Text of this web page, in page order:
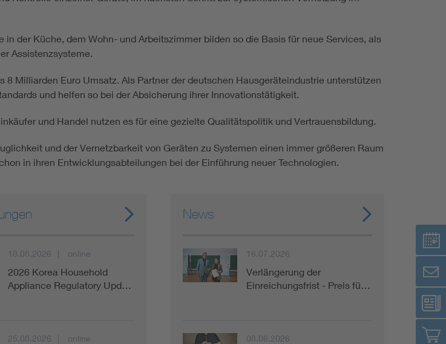
Environmental Protection
in der Küche, dem Wohn- und Arbeitszimmer bilden so die Basis für neue Services, als
Assistenzsysteme.
Milliarden Euro Umsatz. Als Partner der deutschen Hausgeräteindustrie unterstützen
und helfen so bei der Absicherung ihrer Innovationstätigkeit.
und Handel nutzen es für eine gezielte Qualitätspolitik und Vertrauensbildung.
und der Vernetzbarkeit von Geräten zu Systemen einen immer größeren Raum
in ihren Entwicklungsabteilungen bei der Einführung neuer Technologien.
18.08.2026 online
2026 Korea Household
Appliance Regulatory Upd…
25.08.2026 online
News
16.07.2026
Verlängerung der
Einreichungsfrist - Preis fü…
08.06.2026